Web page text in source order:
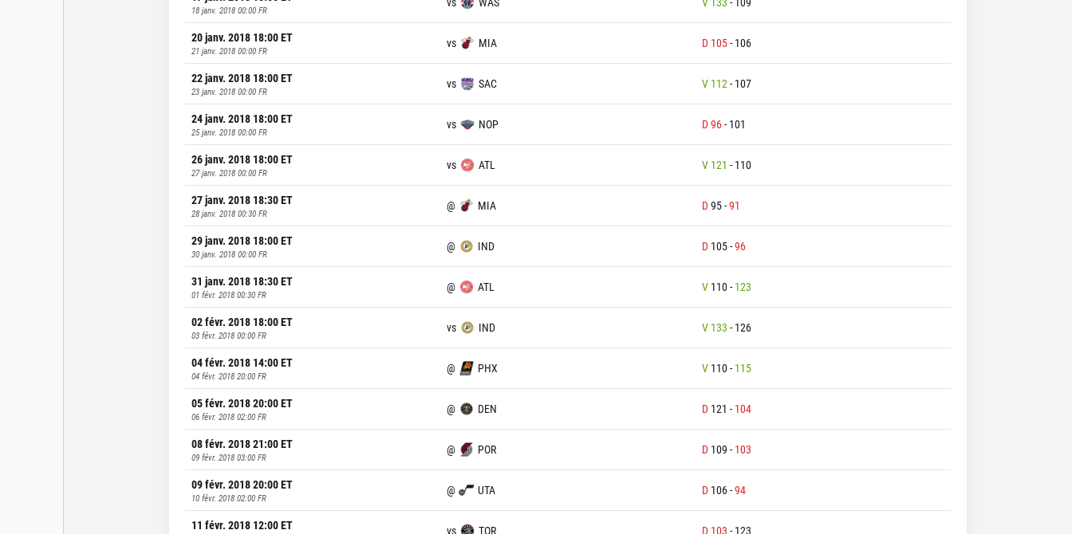
18 janv. 2018 00:00 FR
20 janv. 2018 18:00ET
21 janv. 2018 00:00 FR
vs MIA D 105- 106
22 janv. 2018 18:00ET
23 janv. 2018 00:00 FR
vs SAC V 112- 107
24 janv. 2018 18:00ET
25 janv. 2018 00:00 FR
vs NOP D 96- 101
26 janv. 2018 18:00ET
27 janv. 2018 00:00 FR
vs ATL V 121 - 110
27 janv. 2018 18:30ET
28 janv. 2018 00:30 FR
@ MIA D 95-91
29 janv. 2018 18:00ET
30 janv. 2018 00:00 FR
@ IND D 105-96
31 janv. 2018 18:30ET
01 févr. 2018 00:30 FR
@ ATL V 110- 123
02 févr. 2018 18:00ET
03 févr. 2018 00:00 FR
vs IND V 133 - 126
04 févr. 2018 14:00ET
04 févr. 2018 20:00 FR
@ PHX V 110- 115
05 févr. 2018 20:00ET
06 févr. 2018 02:00 FR
@ DEN D 121 - 104
08 févr. 2018 21:00ET
09 févr. 2018 03:00 FR
@ POR D 109 - 103
09 févr. 2018 20:00ET
10 févr. 2018 02:00 FR
@ UTA D 106-94
11 févr. 2018 12:00ET vs TOR D 103 - 123